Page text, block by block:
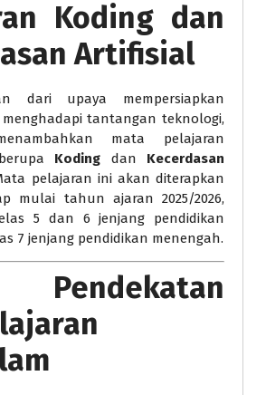
Koding dan
Artifisial
dari upaya mempersiapkan
tantangan teknologi,
mata pelajaran
Koding dan Kecerdasan
pelajaran ini akan diterapkan
mulai tahun ajaran 2025/2026,
5 dan 6 jenjang pendidikan
7 jenjang pendidikan menengah.